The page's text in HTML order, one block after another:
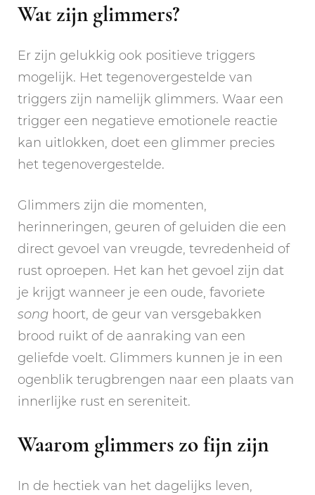
Wat zijn glimmers?
Er zijn gelukkig ook positieve triggers
mogelijk. Het tegenovergestelde van
triggers zijn namelijk glimmers. Waar een
trigger een negatieve emotionele reactie
kan uitlokken, doet een glimmer precies
het tegenovergestelde.
Glimmers zijn die momenten,
herinneringen, geuren of geluiden die een
direct gevoel van vreugde, tevredenheid of
rust oproepen. Het kan het gevoel zijn dat
je krijgt wanneer je een oude, favoriete
song hoort, de geur van versgebakken
brood ruikt of de aanraking van een
geliefde voelt. Glimmers kunnen je in een
ogenblik terugbrengen naar een plaats van
innerlijke rust en sereniteit.
Waarom glimmers zo fijn zijn
In de hectiek van het dagelijks leven,